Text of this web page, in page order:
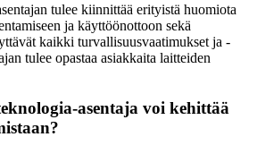
tulee kiinnittää erityistä huomiota
ja käyttöönottoon sekä
kaikki turvallisuusvaatimukset ja -
tulee opastaa asiakkaita laitteiden
asentaja voi kehittää